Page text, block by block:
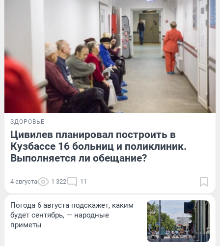
ЗДОРОВЬЕ
Цивилев планировал построить в
Кузбассе 16 больниц и поликлиник.
Выполняется ли обещание?
4 августа 1 322 11
Погода 6 августа подскажет, каким
будет сентябрь, — народные
приметы